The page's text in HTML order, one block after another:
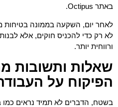
באתר Octipus.
לאחר יום, השקעה בממונה
לא רק כדי להכניס חוקים, אלא
ורווחית יותר.
שאלות ותשובות
הפיקוח על
בשטח, הדברים לא תמיד נראים כמו